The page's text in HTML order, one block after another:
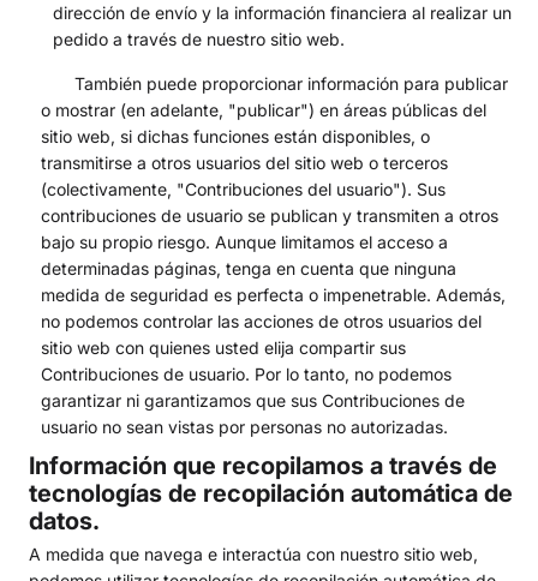
dirección de envío y la información financiera al realizar un
pedido a través de nuestro sitio web.
También puede proporcionar información para publicar
o mostrar (en adelante, "publicar") en áreas públicas del
sitio web, si dichas funciones están disponibles, o
transmitirse a otros usuarios del sitio web o terceros
(colectivamente, "Contribuciones del usuario"). Sus
contribuciones de usuario se publican y transmiten a otros
bajo su propio riesgo. Aunque limitamos el acceso a
determinadas páginas, tenga en cuenta que ninguna
medida de seguridad es perfecta o impenetrable. Además,
no podemos controlar las acciones de otros usuarios del
sitio web con quienes usted elija compartir sus
Contribuciones de usuario. Por lo tanto, no podemos
garantizar ni garantizamos que sus Contribuciones de
usuario no sean vistas por personas no autorizadas.
Información que recopilamos a través de
tecnologías de recopilación automática de
datos.
A medida que navega e interactúa con nuestro sitio web,